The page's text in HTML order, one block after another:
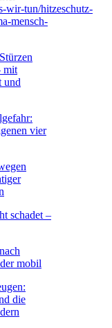
wir-tun/hitzeschutz-
mensch-
mit
und
vier
schadet –
mobil
die